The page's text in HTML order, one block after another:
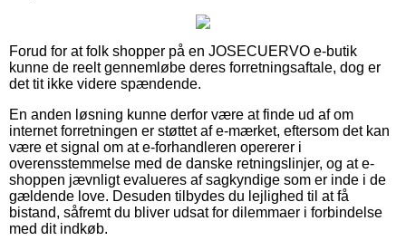
Forud for at folk shopper på en JOSECUERVO e-butik
kunne de reelt gennemløbe deres forretningsaftale, dog er
det tit ikke videre spændende.
En anden løsning kunne derfor være at finde ud af om
internet forretningen er støttet af e-mærket, eftersom det kan
være et signal om at e-forhandleren opererer i
overensstemmelse med de danske retningslinjer, og at e-
shoppen jævnligt evalueres af sagkyndige som er inde i de
gældende love. Desuden tilbydes du lejlighed til at få
bistand, såfremt du bliver udsat for dilemmaer i forbindelse
med dit indkøb.